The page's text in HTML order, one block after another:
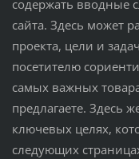
содержать вводные
сайта. Здесь может
проекта, цели и
посетителю
самых важных
предлагаете. Здесь
ключевых целях,
следующих